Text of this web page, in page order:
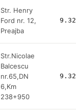
Str. Henry
Ford nr. 12,
Preajba
9.32
Str.Nicolae
Balcescu
nr.65,DN
6,Km
238+950
9.32